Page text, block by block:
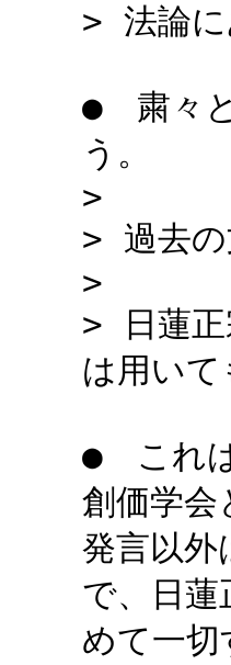
> 法論に
● 粛々と
う。
>
> 過去の
>
> 日蓮正
は用い
● これ
創価学会
発言以外
で、日
めて一